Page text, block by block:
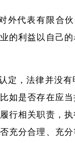
代表有限合
的利益以自己
，法律并没
如是否存在应
行相关职责，
分合理、充